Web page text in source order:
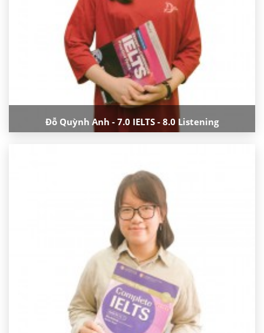
Đỗ Quỳnh Anh - 7.0 IELTS - 8.0 Listening